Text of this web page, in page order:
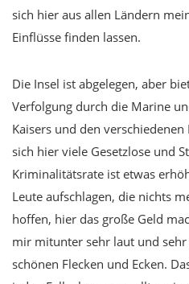
sich hier aus allen Ländern
Einflüsse finden lassen.
Die Insel ist abgelegen, aber
Verfolgung durch die Marine
Kaisers und den
sich hier viele Gesetzlose und
Kriminalitätsrate ist etwas
Leute aufschlagen, die nichts
hoffen, hier das große Geld
mir mitunter sehr laut und
schönen Flecken und Ecken.